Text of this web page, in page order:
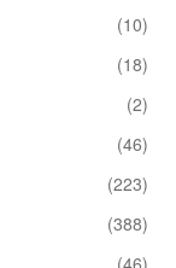
(10)
(18)
(2)
(46)
(223)
(388)
(46)